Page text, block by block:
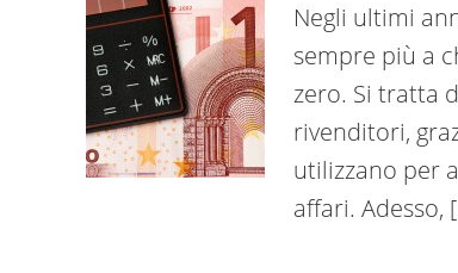
Negli ultimi
sempre più a
zero. Si tratta
rivenditori,
utilizzano per
affari. Adesso,